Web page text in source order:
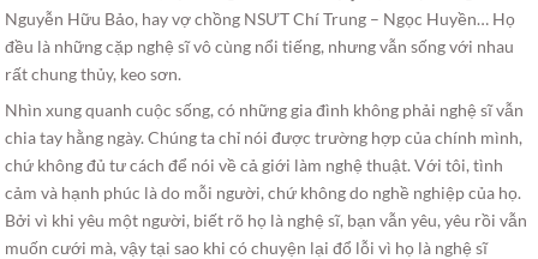
Nguyễn Hữu Bảo, hay vợ chồng NSƯT Chí Trung – Ngọc Huyền… Họ
đều là những cặp nghệ sĩ vô cùng nổi tiếng, nhưng vẫn sống với nhau
rất chung thủy, keo sơn.
Nhìn xung quanh cuộc sống, có những gia đình không phải nghệ sĩ vẫn
chia tay hằng ngày. Chúng ta chỉ nói được trường hợp của chính mình,
chứ không đủ tư cách để nói về cả giới làm nghệ thuật. Với tôi, tình
cảm và hạnh phúc là do mỗi người, chứ không do nghề nghiệp của họ.
Bởi vì khi yêu một người, biết rõ họ là nghệ sĩ, bạn vẫn yêu, yêu rồi vẫn
muốn cưới mà, vậy tại sao khi có chuyện lại đổ lỗi vì họ là nghệ sĩ